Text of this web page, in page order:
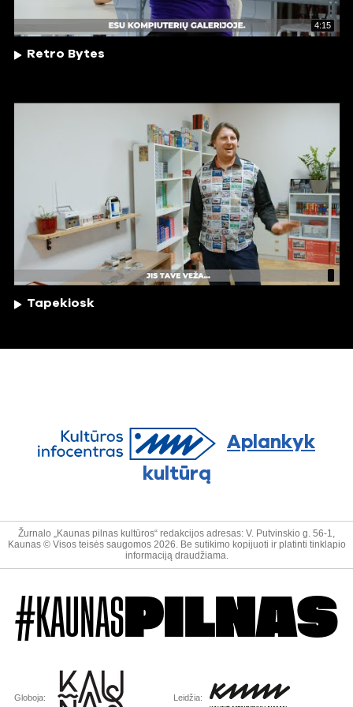
4:15
Retro Bytes
Tapekiosk
Aplankyk
kultūrą
Žurnalo „Kaunas pilnas kultūros“ redakcijos adresas: V. Putvinskio g. 56-1,
Kaunas © Visos teisės saugomos 2026. Be sutikimo kopijuoti ir platinti tinklapio
informaciją draudžiama.
#KAUNAS PILNAS
Globoja: Leidžia: